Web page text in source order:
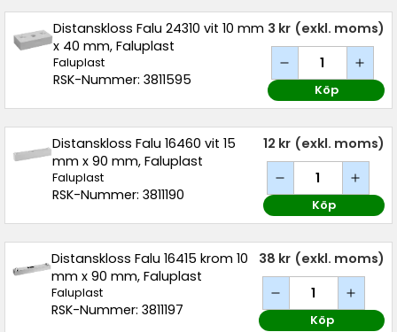
Distanskloss Falu 24310 vit 10 mm
x 40 mm, Faluplast
Faluplast
RSK-Nummer: 3811595
3 kr (exkl. moms)
Köp
Distanskloss Falu 16460 vit 15
mm x 90 mm, Faluplast
Faluplast
RSK-Nummer: 3811190
12 kr (exkl. moms)
Köp
Distanskloss Falu 16415 krom 10
mm x 90 mm, Faluplast
Faluplast
RSK-Nummer: 3811197
38 kr (exkl. moms)
Köp